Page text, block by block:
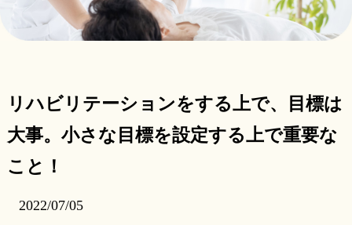
リハビリテーションをする上で、目標は
大事。小さな目標を設定する上で重要な
こと！
2022/07/05